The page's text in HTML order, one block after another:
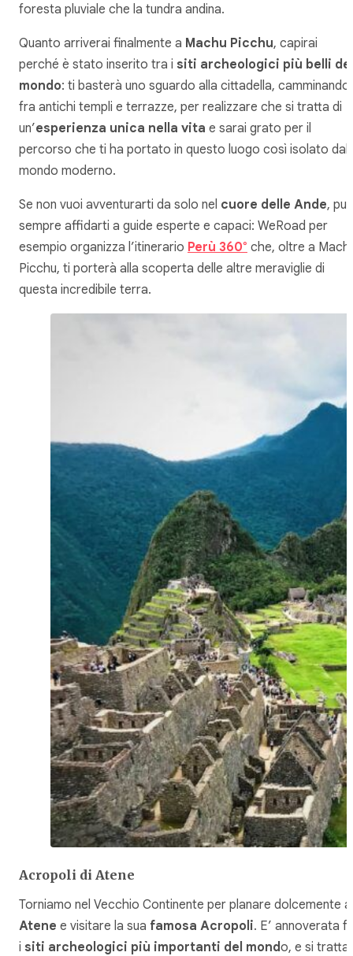
foresta pluviale che la tundra andina.
Quanto arriverai finalmente a Machu Picchu, capirai
perché è stato inserito tra i siti archeologici più belli del
mondo: ti basterà uno sguardo alla cittadella, camminando
fra antichi templi e terrazze, per realizzare che si tratta di
un’esperienza unica nella vita e sarai grato per il
percorso che ti ha portato in questo luogo così isolato dal
mondo moderno.
Se non vuoi avventurarti da solo nel cuore delle Ande,
sempre affidarti a guide esperte e capaci: WeRoad per
esempio organizza l’itinerario Perù 360° che, oltre a
Picchu, ti porterà alla scoperta delle altre meraviglie di
questa incredibile terra.
Acropoli di Atene
Torniamo nel Vecchio Continente per planare dolcemente
Atene e visitare la sua famosa Acropoli. E’ annoverata
i siti archeologici più importanti del mondo, e si tratta